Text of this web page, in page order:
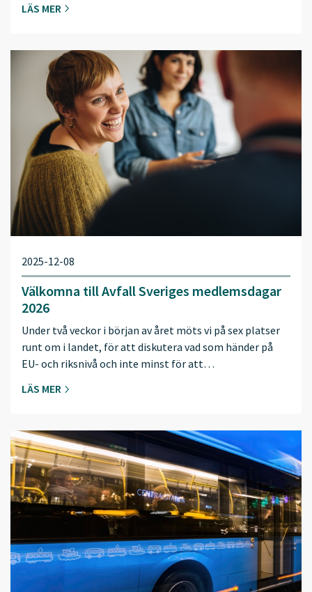
LÄS MER
2025-12-08
Välkomna till Avfall Sveriges medlemsdagar
2026
Under två veckor i början av året möts vi på sex platser
runt om i landet, för att diskutera vad som händer på
EU- och riksnivå och inte minst för att…
LÄS MER